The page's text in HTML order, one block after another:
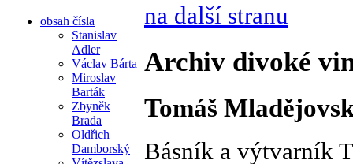
obsah čísla
Stanislav
Adler
Václav Bárta
Miroslav
Barták
Zbyněk
Brada
Oldřich
Damborský
na další stranu
Archiv divoké
Tomáš
Básník a výtvarník